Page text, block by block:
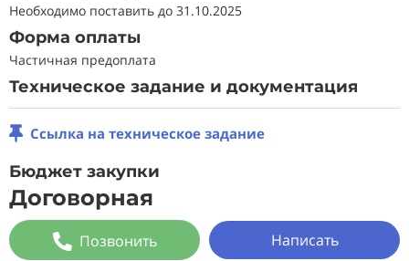
Необходимо поставить до 31.10.2025
Форма оплаты
Частичная предоплата
Техническое задание и документация
Ссылка на техническое задание
Бюджет закупки
Договорная
Позвонить Написать